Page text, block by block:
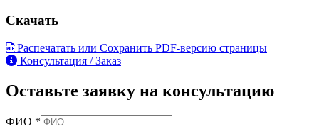
Скачать
Распечатать или Сохранить PDF-версию страницы
Консультация / Заказ
Оставьте заявку на консультацию
ФИО *